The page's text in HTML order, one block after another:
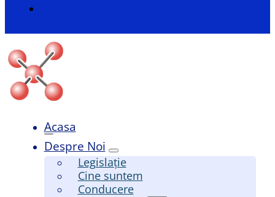
Acasa
Despre Noi
Legislație
Cine suntem
Conducere